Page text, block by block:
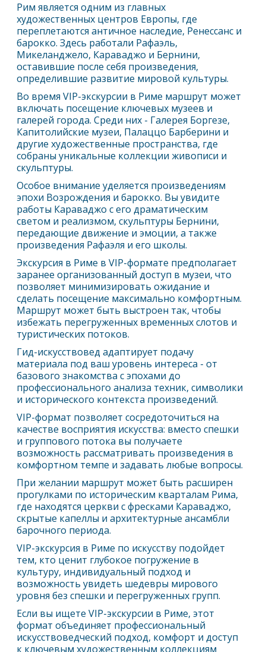
Рим является одним из главных
художественных центров Европы, где
переплетаются античное наследие, Ренессанс и
барокко. Здесь работали Рафаэль,
Микеланджело, Караваджо и Бернини,
оставившие после себя произведения,
определившие развитие мировой культуры.
Во время VIP-экскурсии в Риме маршрут может
включать посещение ключевых музеев и
галерей города. Среди них - Галерея Боргезе,
Капитолийские музеи, Палаццо Барберини и
другие художественные пространства, где
собраны уникальные коллекции живописи и
скульптуры.
Особое внимание уделяется произведениям
эпохи Возрождения и барокко. Вы увидите
работы Караваджо с его драматическим
светом и реализмом, скульптуры Бернини,
передающие движение и эмоции, а также
произведения Рафаэля и его школы.
Экскурсия в Риме в VIP-формате предполагает
заранее организованный доступ в музеи, что
позволяет минимизировать ожидание и
сделать посещение максимально комфортным.
Маршрут может быть выстроен так, чтобы
избежать перегруженных временных слотов и
туристических потоков.
Гид-искусствовед адаптирует подачу
материала под ваш уровень интереса - от
базового знакомства с эпохами до
профессионального анализа техник, символики
и исторического контекста произведений.
VIP-формат позволяет сосредоточиться на
качестве восприятия искусства: вместо спешки
и группового потока вы получаете
возможность рассматривать произведения в
комфортном темпе и задавать любые вопросы.
При желании маршрут может быть расширен
прогулками по историческим кварталам Рима,
где находятся церкви с фресками Караваджо,
скрытые капеллы и архитектурные ансамбли
барочного периода.
VIP-экскурсия в Риме по искусству подойдет
тем, кто ценит глубокое погружение в
культуру, индивидуальный подход и
возможность увидеть шедевры мирового
уровня без спешки и перегруженных групп.
Если вы ищете VIP-экскурсии в Риме, этот
формат объединяет профессиональный
искусствоведческий подход, комфорт и доступ
к ключевым художественным коллекциям